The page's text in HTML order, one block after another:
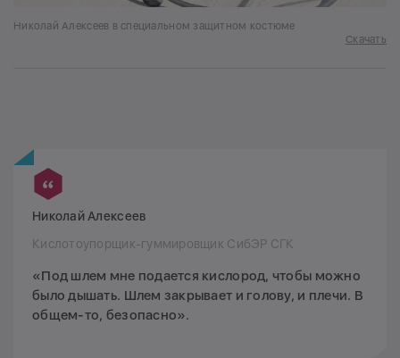
Николай Алексеев в специальном защитном костюме
Скачать
Николай Алексеев
Кислотоупорщик-гуммировщик СибЭР СГК
«Под шлем мне подается кислород, чтобы можно
было дышать. Шлем закрывает и голову, и плечи. В
общем-то, безопасно».